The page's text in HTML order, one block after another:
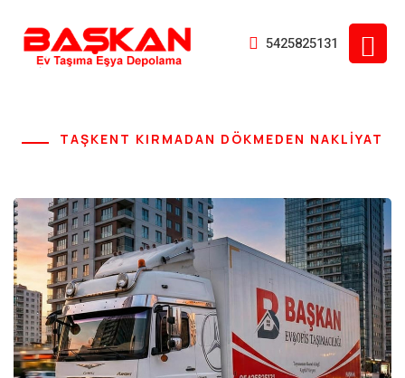
5425825131
TAŞKENT KIRMADAN DÖKMEDEN NAKLİYAT